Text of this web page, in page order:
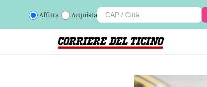
Affitta Acquista